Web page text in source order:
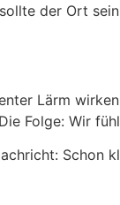
der Ort
Lärm
Folge: Wir
Schon